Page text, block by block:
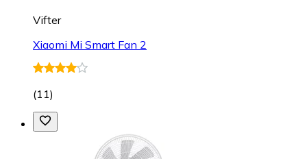
Vifter
Xiaomi Mi Smart Fan 2
(11)